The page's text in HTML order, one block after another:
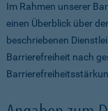
Im Rahmen unserer
einen Überblick über
beschriebenen
Barrierefreiheit nach